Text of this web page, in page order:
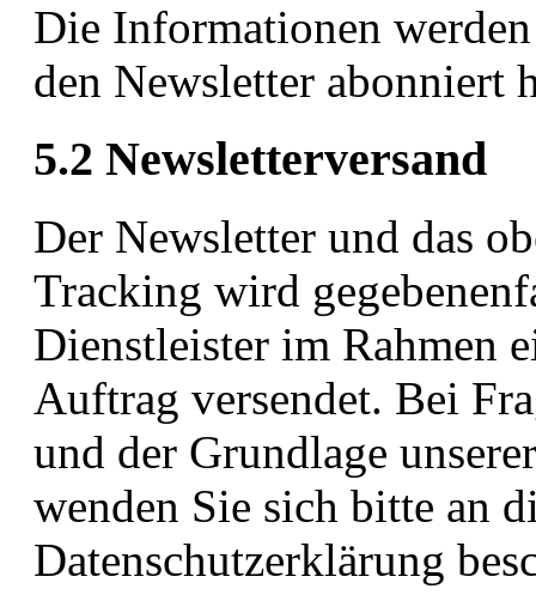
Die Informationen
den Newsletter abonniert
5.2 Newsletterversand
Der Newsletter und das
Tracking wird
Dienstleister im Rahmen
Auftrag versendet. Bei
und der Grundlage
wenden Sie sich bitte an
Datenschutzerklärung